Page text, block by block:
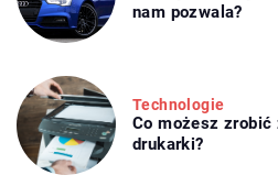
nam pozwala?
Technologie
Co możesz
drukarki?